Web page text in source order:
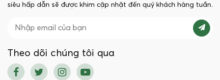
siêu hấp dẫn sẽ được khim cập nhật đến quý khách hàng tuần.
Theo dõi chúng tôi qua